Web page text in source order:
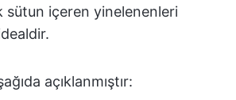
sütun içeren yinelenenleri
açıklanmıştır: